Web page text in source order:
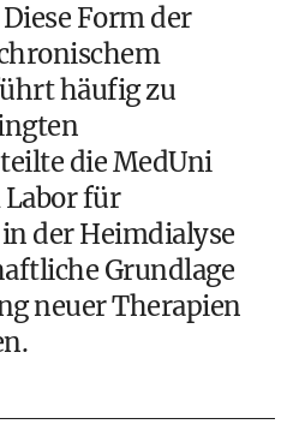
Form der
häufig zu
die MedUni
für
der Heimdialyse
Grundlage
neuer Therapien